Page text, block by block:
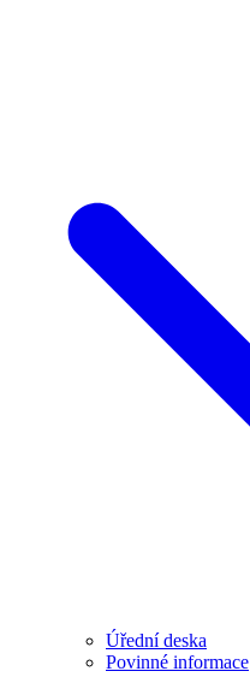
Úřední deska
Povinné informace